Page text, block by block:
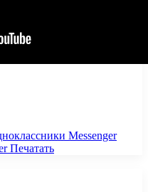
Messenger
Печатать